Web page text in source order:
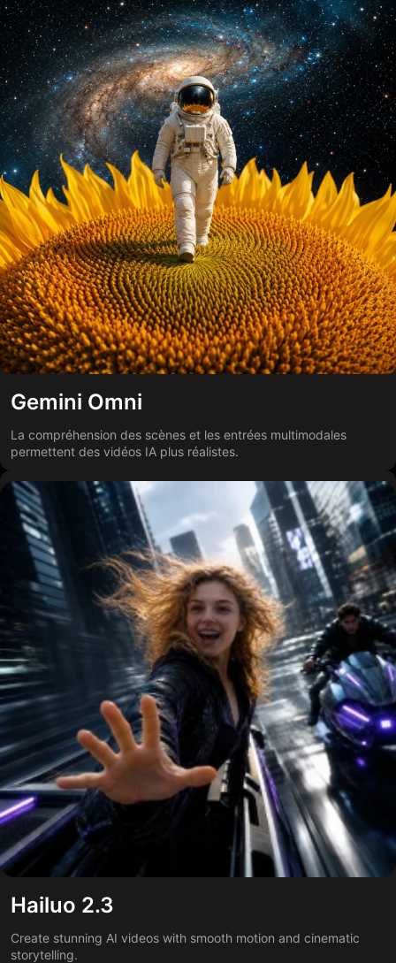
Gemini Omni
La compréhension des scènes et les entrées multimodales
permettent des vidéos IA plus réalistes.
Hailuo 2.3
Create stunning AI videos with smooth motion and cinematic
storytelling.